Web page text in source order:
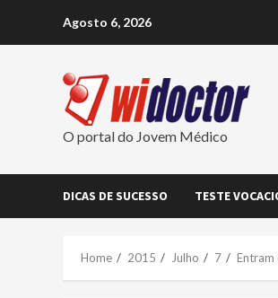
Agosto 6, 2026
O portal do Jovem Médico
DICAS DE SUCESSO TESTE
Home 2015 Julho 7 Entram